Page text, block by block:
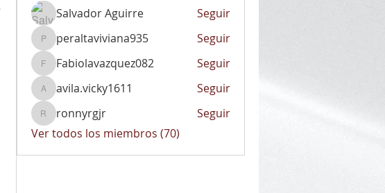
Salvador Aguirre Seguir
peraltaviviana935
peraltaviviana935 Seguir
Fabiolavazquez082
Fabiolavazquez082 Seguir
avila.vicky1611
avila.vicky1611 Seguir
ronnyrgjr
ronnyrgjr
Seguir
Ver todos los miembros (70)